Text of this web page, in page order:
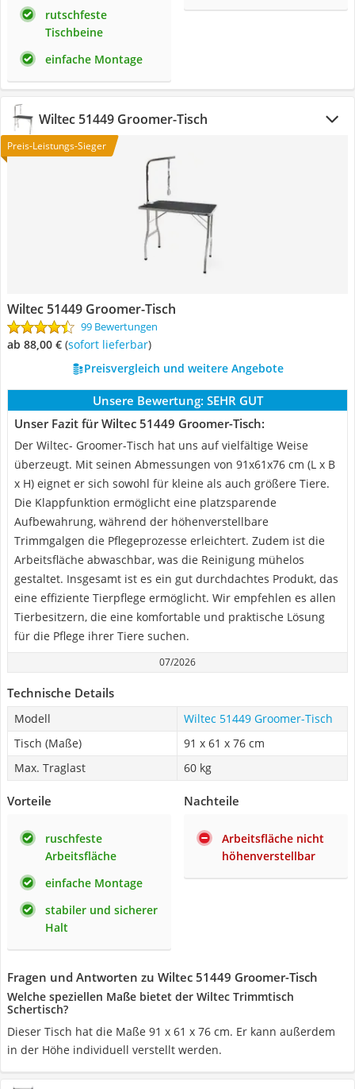
rutschfeste
Tischbeine
einfache Montage
Wiltec 51449 Groomer-Tisch
Preis-Leistungs-Sieger
Wiltec 51449 Groomer-Tisch
99 Bewertungen
ab 88,00 € ( Sofort lieferbar)
Preisvergleich und weitere Angebote
Unsere Bewertung: SEHR GUT
Unser Fazit für Wiltec 51449 Groomer-Tisch:
Der Wiltec- Groomer-Tisch hat uns auf vielfältige Weise
überzeugt. Mit seinen Abmessungen von 91x61x76 cm (L x B
x H) eignet er sich sowohl für kleine als auch größere Tiere.
Die Klappfunktion ermöglicht eine platzsparende
Aufbewahrung, während der höhenverstellbare
Trimmgalgen die Pflegeprozesse erleichtert. Zudem ist die
Arbeitsfläche abwaschbar, was die Reinigung mühelos
gestaltet. Insgesamt ist es ein gut durchdachtes Produkt, das
eine effiziente Tierpflege ermöglicht. Wir empfehlen es allen
Tierbesitzern, die eine komfortable und praktische Lösung
für die Pflege ihrer Tiere suchen.
07/2026
Technische Details
Modell
Wiltec 51449 Groomer-Tisch
Tisch (Maße)
91 x 61 x 76 cm
Max. Traglast
60 kg
Vorteile
ruschfeste
Arbeitsfläche
einfache Montage
stabiler und sicherer
Halt
Nachteile
Arbeitsfläche nicht
höhenverstellbar
Fragen und Antworten zu Wiltec 51449 Groomer-Tisch
Welche speziellen Maße bietet der Wiltec Trimmtisch
Schertisch?
Dieser Tisch hat die Maße 91 x 61 x 76 cm. Er kann außerdem
in der Höhe individuell verstellt werden.